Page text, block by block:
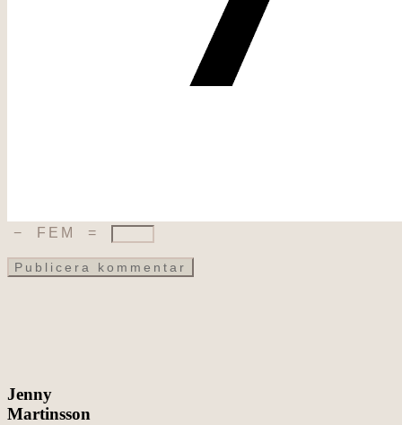
− FEM =
Jenny
Martinsson